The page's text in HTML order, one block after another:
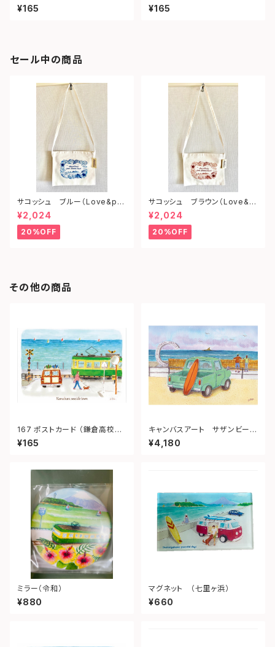
¥165 ツ）
¥165
セール中の商品
サコッシュ ブルー（Love&pe
ace from shonan)
¥2,024
20%OFF
サコッシュ ブラウン（Love&p
eace from shonan)
¥2,024
20%OFF
その他の商品
167 ポストカード （鎌倉高校
前）“Kamakura Seaside To
wn.”
¥165
キャンバスアート サザンビーチ
茅ヶ崎
¥4,180
ミラー（令和）
¥880
マグネット （七里ヶ浜）
¥660